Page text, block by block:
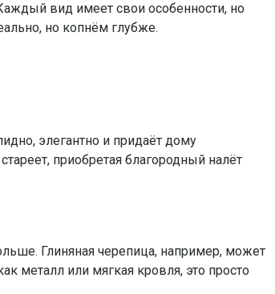
вид имеет свои особенности, но
но копнём глубже.
элегантно и придаёт дому
приобретая благородный налёт
Глиняная черепица, например, может
металл или мягкая кровля, это просто